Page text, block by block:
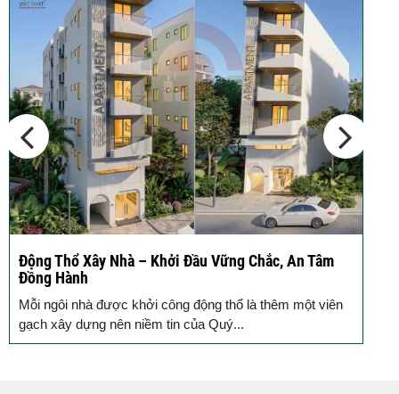
Công Chuẩn Kỹ...
10 Vị Trí Nên Xây Gạch Đinh – Chủ
Đầu...
Động Thổ Xây Nhà – Khởi Đầu Vững Chắc, An Tâm
Đồng Hành
Mỗi ngôi nhà được khởi công động thổ là thêm một viên
gạch xây dựng nên niềm tin của Quý...